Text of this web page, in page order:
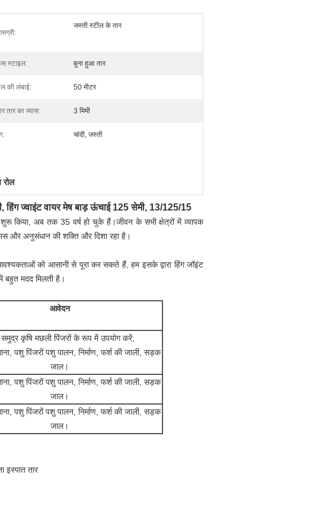
जस्ती स्टील के तार
स्टाइल: बुना हुआ तार
की लंबाई: 50 मीटर
तार का व्यास: 3 मिमी
चांदी, जस्ती
हिंग ज्वाइंट वायर मेष बाड़ ऊंचाई 125 सेमी, 13/125/15
किया, अब तक 35 वर्ष हो चुके हैं।जीवन के सभी क्षेत्रों में व्यापक
और अनुसंधान की शक्ति और दिशा रहा है।
को आसानी से पूरा कर सकते हैं, हम इसके द्वारा हिंग जॉइंट
बहुत मदद मिलती है।
आवेदन
समुद्रकृषिमछली पिंजरों के रूप में उपयोग करें;
पशु पिंजरों पशु पालन, निर्माण, फर्श की जाली, सड़क
जाल।
पशु पिंजरों पशु पालन, निर्माण, फर्श की जाली, सड़क
जाल।
पशु पिंजरों पशु पालन, निर्माण, फर्श की जाली, सड़क
जाल।
इस्पात तार